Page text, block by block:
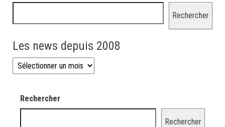
Rechercher
Les news depuis 2008
Les news depuis 2008
Rechercher
Rechercher